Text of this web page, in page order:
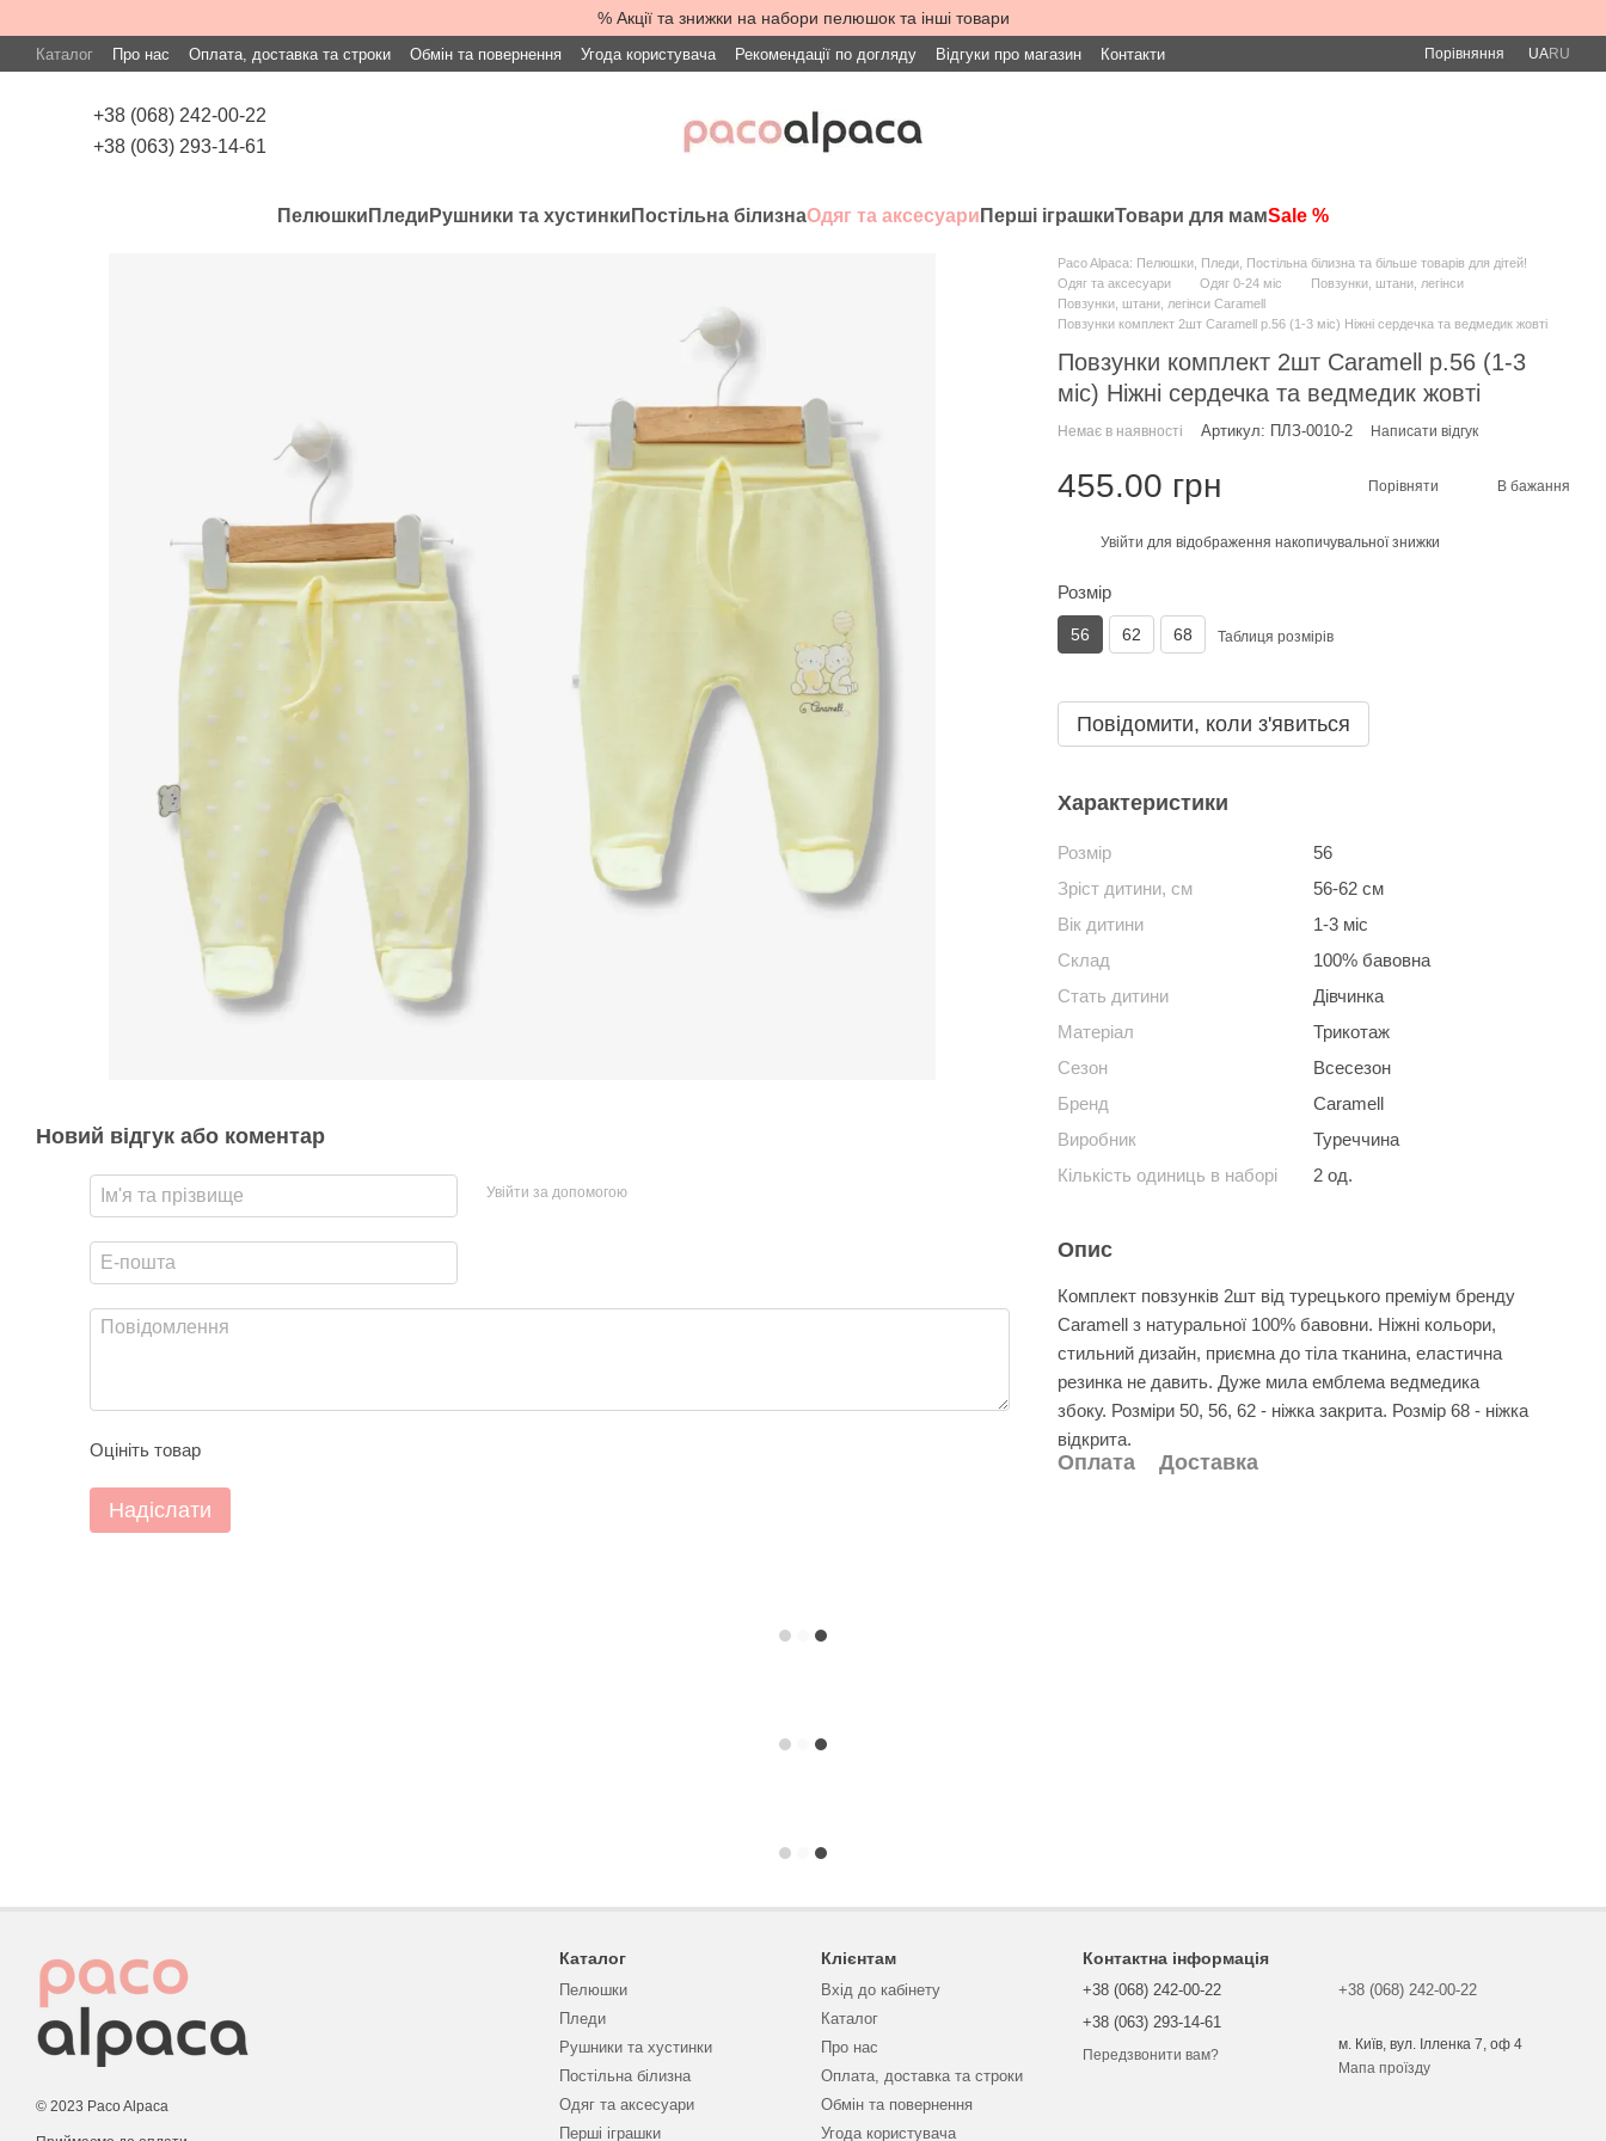
% Акції та знижки на набори пелюшок та інші товари
Каталог Про нас Оплата, доставка та строки Обмін та повернення Угода користувача Рекомендації по догляду Відгуки про магазин Контакти Порівняння UARU
+38 (068) 242-00-22
+38 (063) 293-14-61
Пелюшки Пледи Рушники та хустинки Постільна білизнаОдяг та аксесуари Перші іграшкиТовари для мамSale %
Новий відгук або коментар
Увійти за допомогою
Оцініть товар
Надіслати
Paco Alpaca: Пелюшки, Пледи, Постільна білизна та більше товарів для дітей!
Одяг та аксесуари
Одяг 0-24 міс
Повзунки, штани, легінси
Повзунки, штани, легінси Caramell
Повзунки комплект 2шт Caramell р.56 (1-3 міс) Ніжні сердечка та ведмедик жовті
Повзунки комплект 2шт Caramell р.56 (1-3
міс) Ніжні сердечка та ведмедик жовті
Немає в наявності Артикул: ПЛЗ-0010-2 Написати відгук
455.00 грн Порівняти В бажання
Увійти для відображення накопичувальної знижки
Розмір
56 62 68 Таблиця розмірів
Повідомити, коли з'явиться
Характеристики
Розмір
56
Зріст дитини, см
56-62 см
Вік дитини
1-3 міс
Склад
100% бавовна
Стать дитини
Дівчинка
Матеріал
Трикотаж
Сезон
Всесезон
Бренд
Caramell
Виробник
Туреччина
Кількість одиниць в наборі
2 од.
Опис
Комплект повзунків 2шт від турецького преміум бренду
Caramell з натуральної 100% бавовни. Ніжні кольори,
стильний дизайн, приємна до тіла тканина, еластична
резинка не давить. Дуже мила емблема ведмедика
збоку. Розміри 50, 56, 62 - ніжка закрита. Розмір 68 - ніжка
відкрита.
Оплата Доставка
© 2023 Paco Alpaca
Каталог
Пелюшки
Пледи
Рушники та хустинки
Постільна білизна
Одяг та аксесуари
Перші іграшки
Клієнтам
Вхід до кабінету
Каталог
Про нас
Оплата, доставка та строки
Обмін та повернення
Угода користувача
Контактна інформація
+38 (068) 242-00-22
+38 (063) 293-14-61
Передзвонити вам?
+38 (068) 242-00-22
м. Київ, вул. Ілленка 7, оф 4
Мапа проїзду